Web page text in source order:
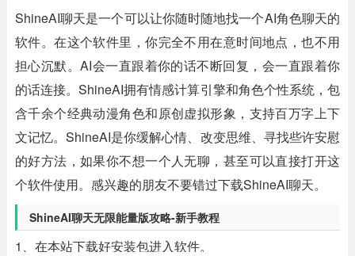
ShineAI聊天是一个可以让你随时随地找一个AI角色聊天的
软件。在这个软件里，你完全不用在意时间地点，也不用
担心沉默。AI会一直跟着你的话不断回复，会一直跟着你
的话连接。ShineAI拥有情感计算引擎和角色个性系统，包
含千余个经典动漫角色和原创虚拟形象，支持百万字上下
文记忆。ShineAI是你缓解心情、改变思维、寻找些许安慰
的好方法，如果你不想一个人无聊，甚至可以直接打开这
个软件使用。感兴趣的朋友不要错过下载ShineAI聊天。
ShineAI聊天无限能量版攻略-新手教程
1、在本站下载好安装包进入软件。